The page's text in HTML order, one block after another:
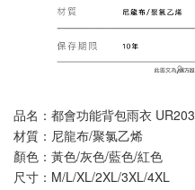
品名：都會功能背包雨衣 UR203
材質：尼龍布/聚氯乙烯
顏色：黃色/灰色/藍色/紅色
尺寸：M/L/XL/2XL/3XL/4XL